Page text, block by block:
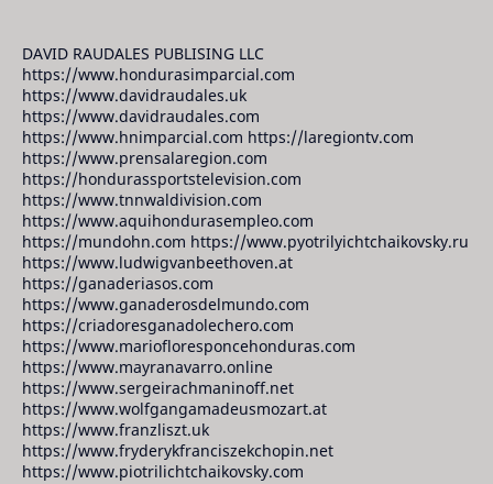
DAVID RAUDALES PUBLISING LLC
https://www.hondurasimparcial.com
https://www.davidraudales.uk
https://www.davidraudales.com
https://www.hnimparcial.com https://laregiontv.com
https://www.prensalaregion.com
https://hondurassportstelevision.com
https://www.tnnwaldivision.com
https://www.aquihondurasempleo.com
https://mundohn.com https://www.pyotrilyichtchaikovsky.ru
https://www.ludwigvanbeethoven.at
https://ganaderiasos.com
https://www.ganaderosdelmundo.com
https://criadoresganadolechero.com
https://www.mariofloresponcehonduras.com
https://www.mayranavarro.online
https://www.sergeirachmaninoff.net
https://www.wolfgangamadeusmozart.at
https://www.franzliszt.uk
https://www.fryderykfranciszekchopin.net
https://www.piotrilichtchaikovsky.com